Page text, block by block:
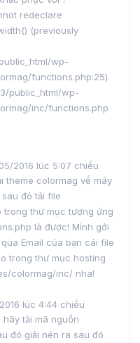
redeclare
(previously
wp-
functions.php:25)
public_html/wp-
inc/functions.php
2016 lúc 5:07 chiều
theme colormag về máy
đó tải file
trong thư mục tương ứng
là được! Mình gởi
Email của bạn cái file
trong thư mục hosting
colormag/inc/ nha!
lúc 4:44 chiều
tải mã nguồn
đó giải nén ra sau đó